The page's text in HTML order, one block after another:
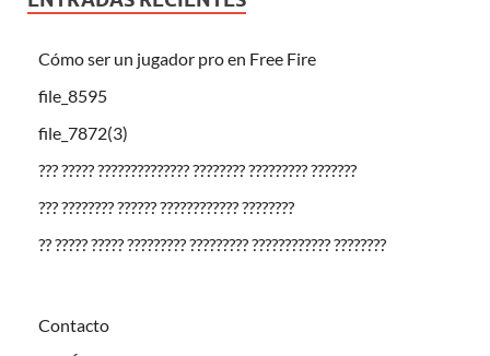
Cómo ser un jugador pro en Free Fire
file_8595
file_7872(3)
??? ????? ?????????????? ???????? ????????? ???????
??? ???????? ?????? ???????????? ????????
?? ????? ????? ????????? ????????? ???????????? ????????
Contacto